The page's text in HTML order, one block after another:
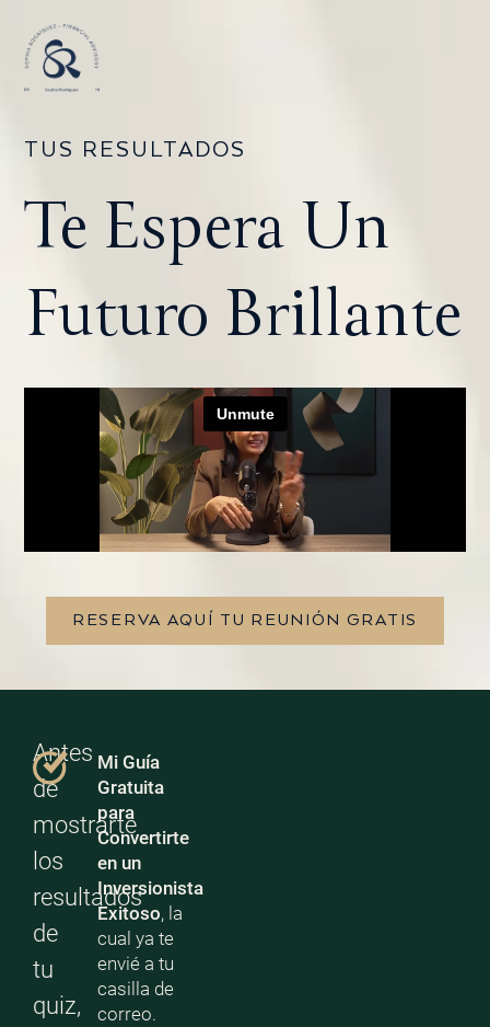
TUS RESULTADOS
Te Espera Un
Futuro Brillante
RESERVA AQUÍ TU REUNIÓN GRATIS
Antes
de
mostrarte
los
resultados
de
tu
quiz,
Mi Guía
Gratuita
para
Convertirte
en un
Inversionista
Exitoso, la
cual ya te
envié a tu
casilla de
correo.